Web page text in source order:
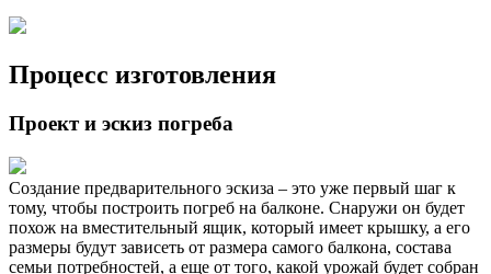
Процесс изготовления
Проект и эскиз погреба
Создание предварительного эскиза – это уже первый шаг к
тому, чтобы построить погреб на балконе. Снаружи он будет
похож на вместительный ящик, который имеет крышку, а его
размеры будут зависеть от размера самого балкона, состава
семьи потребностей, а еще от того, какой урожай будет собран